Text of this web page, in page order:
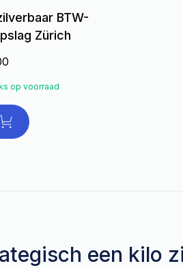
BTW-
Zürich
op voorraad
een kilo